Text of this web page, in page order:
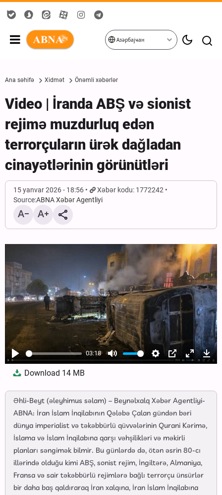
Азәрбајҹан
Ana səhifə Xidmət Önəmli xəbərlər
Video | İranda ABŞ və sionist
rejimə muzdurluq edən
terrorçuların ürək dağladan
cinayətlərinin görünütləri
15 yanvar 2026 - 18:56
Xəbər kodu: 1772242
Source:ABNA Xəbər Agentliyi
Play
03:18
Mute Settings
PIP Enter
Download 14 MB
Əhli-Beyt (əleyhimus səlam) – Beynəlxalq Xəbər Agentliyi-
ABNA: İran İslam İnqilabının Qələbə Çalan gündən bəri
dünya imperialist və təkəbbürlü qüvvələrinin Qurani Kərimə,
İslama və İslam İnqilabına qarşı vəhşilikləri və məkirli
planları səngimək bilmir. Bu günlərdə də, ötən əsrin 80-cı
illərində olduğu kimi ABŞ, sonist rejim, İngiltərə, Almaniya,
Fransa və sair təkəbbürlü rejimlərə bağlı terrorçu ünsürlər
bir daha baş qaldıraraq İran xalqına, İran İslam İnqilabına